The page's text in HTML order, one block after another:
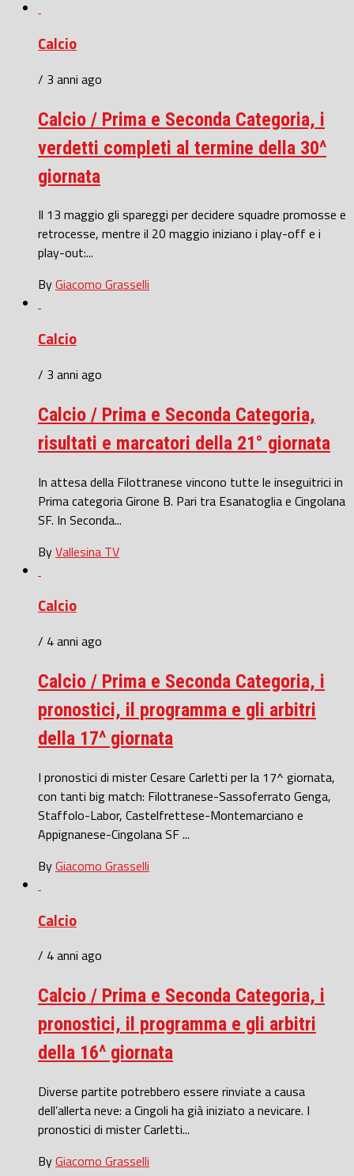
Calcio
/ 3 anni ago
Calcio / Prima e Seconda Categoria, i
verdetti completi al termine della 30^
giornata
Il 13 maggio gli spareggi per decidere squadre promosse e
retrocesse, mentre il 20 maggio iniziano i play-off e i
play-out:...
ByGiacomo Grasselli
Calcio
/ 3 anni ago
Calcio / Prima e Seconda Categoria,
risultati e marcatori della 21° giornata
In attesa della Filottranese vincono tutte le inseguitrici in
Prima categoria Girone B. Pari tra Esanatoglia e Cingolana
SF. In Seconda...
ByVallesina TV
Calcio
/ 4 anni ago
Calcio / Prima e Seconda Categoria, i
pronostici, il programma e gli arbitri
della 17^ giornata
I pronostici di mister Cesare Carletti per la 17^ giornata,
con tanti big match: Filottranese-Sassoferrato Genga,
Staffolo-Labor, Castelfrettese-Montemarciano e
Appignanese-Cingolana SF ...
ByGiacomo Grasselli
Calcio
/ 4 anni ago
Calcio / Prima e Seconda Categoria, i
pronostici, il programma e gli arbitri
della 16^ giornata
Diverse partite potrebbero essere rinviate a causa
dell’allerta neve: a Cingoli ha già iniziato a nevicare. I
pronostici di mister Carletti...
ByGiacomo Grasselli